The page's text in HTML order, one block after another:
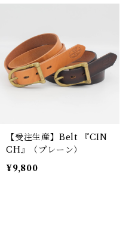
【受注生産】Belt 『CIN
CH』（プレーン）
¥9,800